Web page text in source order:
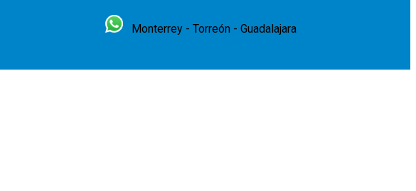
Monterrey - Torreón - Guadalajara